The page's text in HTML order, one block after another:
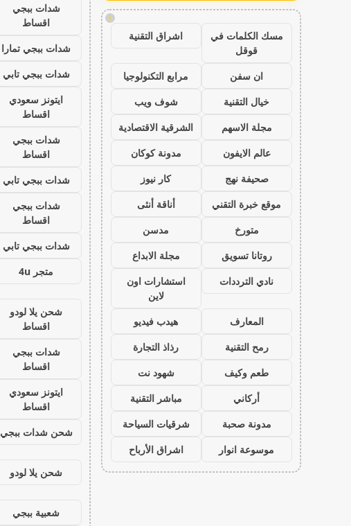
!
مسك الكلمات في
قوقل
اشراق التقنية
ان سفن
مرابع التكنولوجيا
خيال التقنية
شوف ويب
مجلة الاسهم
الشرقية الاقتصادية
عالم الايفون
مدونة كوكان
صحيفة نهج
كار نيوز
موقع خبرة التقني
أناقة أنثى
متورخ
مدسن
روتانا تسويق
مجلة الابداع
نادي الترددات
استشارات اون
لاين
المعارف
هيدب فيديو
رمح التقنية
رذاذ التجارة
طعم وكيف
شهود نت
أركاني
مباشر التقنية
مدونة صحبة
شرقيات السياحة
موسوعة انوار
اشراق الأرباح
شدات ببجي
اقساط
شدات ببجي تمارا
شدات ببجي تابي
ايتونز سعودي
اقساط
شدات ببجي
اقساط
شدات ببجي تابي
شدات ببجي
اقساط
شدات ببجي تابي
متجر 4u
شحن يلا لودو
اقساط
شدات ببجي
اقساط
ايتونز سعودي
اقساط
شحن شدات ببجي
شحن يلا لودو
شعبية ببجي